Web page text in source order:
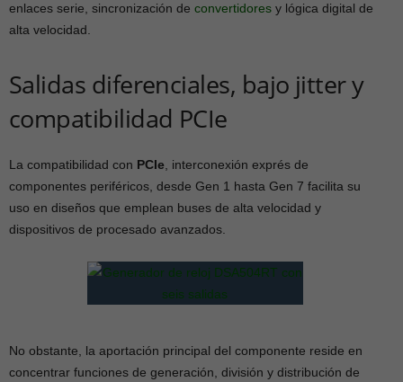
enlaces serie, sincronización de convertidores y lógica digital de
alta velocidad.
Salidas diferenciales, bajo jitter y
compatibilidad PCIe
La compatibilidad con PCIe , interconexión exprés de
componentes periféricos, desde Gen 1 hasta Gen 7 facilita su
uso en diseños que emplean buses de alta velocidad y
dispositivos de procesado avanzados.
No obstante, la aportación principal del componente reside en
concentrar funciones de generación, división y distribución de